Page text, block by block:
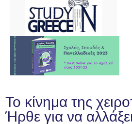
Το κίνημα της
Ήρθε για να